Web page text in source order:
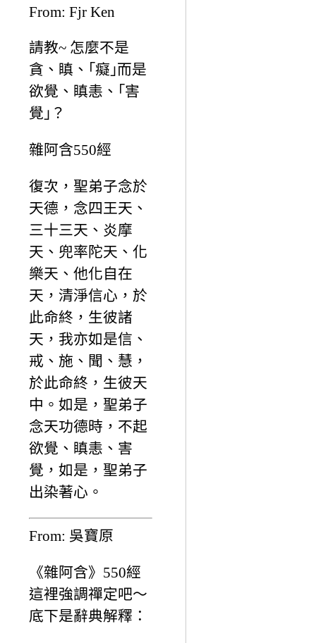
From: Fjr Ken
請教~ 怎麼不是
貪、瞋、｢癡｣而是
欲覺、瞋恚、｢害
覺｣？
雜阿含550經
復次，聖弟子念於
天德，念四王天、
三十三天、炎摩
天、兜率陀天、化
樂天、他化自在
天，清淨信心，於
此命終，生彼諸
天，我亦如是信、
戒、施、聞、慧，
於此命終，生彼天
中。如是，聖弟子
念天功德時，不起
欲覺、瞋恚、害
覺，如是，聖弟子
出染著心。
From: 吳寶原
《雜阿含》550經
這裡強調禪定吧～
底下是辭典解釋：